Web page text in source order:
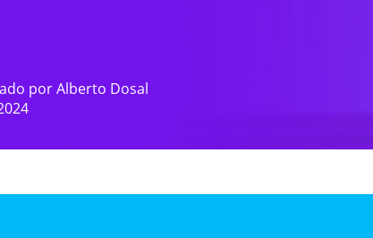
porAlberto Dosal